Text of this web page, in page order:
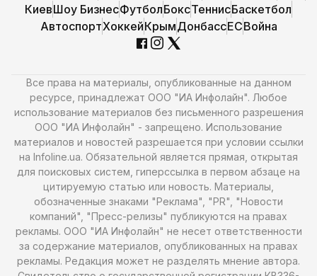
КиевШоу БизнесФутболБоксТеннисБаскетбол
АвтоспортХоккейКрымДонбассЕСВойна
Все права на материалы, опубликованные на данном
ресурсе, принадлежат ООО "ИА Инфолайн". Любое
использование материалов без письменного разрешения
ООО "ИА Инфолайн" - запрещено. Использование
материалов и новостей разрешается при условии ссылки
на Infoline.ua. Обязательной является прямая, открытая
для поисковых систем, гиперссылка в первом абзаце на
цитируемую статью или новость. Материалы,
обозначенные знаками "Реклама", "PR", "Новости
компаний", "Пресс-релизы" публикуются на правах
рекламы. ООО "ИА Инфолайн" не несет ответственности
за содержание материалов, опубликованных на правах
рекламы. Редакция может не разделять мнение автора.